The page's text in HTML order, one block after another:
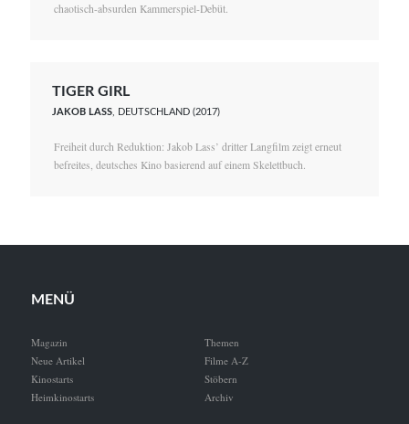
chaotisch-absurden Kammerspiel-Debüt.
TIGER GIRL
JAKOB LASS , DEUTSCHLAND (2017)
Freiheit durch Reduktion: Jakob Lass’ dritter Langfilm zeigt erneut
befreites, deutsches Kino basierend auf einem Skelettbuch.
MENÜ
Magazin
Neue Artikel
Kinostarts
Heimkinostarts
Themen
Filme A-Z
Stöbern
Archiv